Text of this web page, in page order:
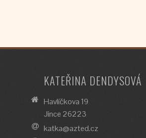
KATEŘINA DENDYSOVÁ
Havlíčkova 19
Jince 26223
katka@azted.cz